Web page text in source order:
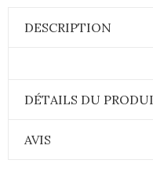
DESCRIPTION
DÉTAILS DU
AVIS